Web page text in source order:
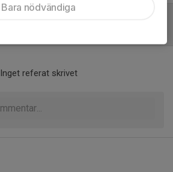
Inget referat skrivet
Bara nödvändiga